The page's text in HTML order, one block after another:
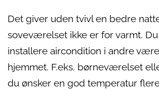
Det giver uden tvivl en bedre
soveværelset ikke er for varmt.
installere aircondition i andre
hjemmet. F.eks. børneværelset
du ønsker en god temperatur